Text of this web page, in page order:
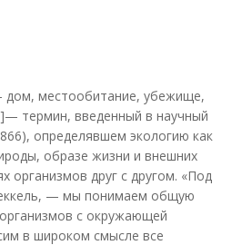
местообитание, убежище,
термин, введенный в научный
определявшем экологию как
образе жизни и внешних
организмов друг с другом. «Под
— мы понимаем общую
с окружающей
в широком смысле все